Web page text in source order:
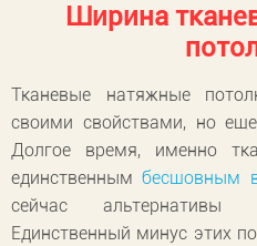
Ширина
Тканевые натяжные
своими свойствами, но
Долгое время, именно
единственным бесшовным
сейчас
Единственный минус этих